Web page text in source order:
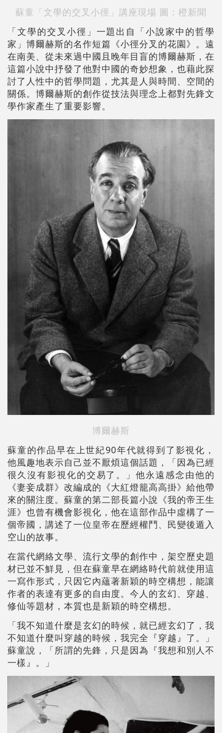
蘇童「文學的交叉小徑」講座現場 圖：橙新聞
「文學的交叉小徑」一題出自「小說家中的哲學
家」博爾赫斯的名作短篇《小徑分叉的花園》。遠
在南美、從未來過中國且晚年目盲的博爾赫斯，在
這篇小說中抒發了他對中國的奇妙想象，也藉此探
討了人性中的哲學問題，尤其是人與時間、空間的
關係。博爾赫斯的創作從技法與理念上都對先鋒文
學作家產生了重要影響。
博爾赫斯
蘇童的作品早在上世紀90年代就得到了影視化，
他風趣地表示自己並不厭煩這個話題，「因為已經
很久沒有影視化的交易了。」他永遠感念由他的
《妻妾成群》改編成的《大紅燈籠高高掛》給他帶
來的關注度。蘇童的第二部長篇小說《我的帝王生
涯》也曾有機會影視化，他在這部作品中虛構了一
個帝國，講述了一位皇帝在歷經權鬥、民變後遁入
空山的故事。
在當代網絡文學、流行文學的創作中，架空歷史題
材已並不鮮見，但在蘇童早在網絡時代前就使用這
一寫作形式，只因它內蘊著新穎的時空構想，能讓
作者的表達有更多的自由度。今人的玄幻、穿越、
修仙等題材，本質也是新穎的時空構想。
「我不知道什麼是玄幻的時候，就已經玄幻了，我
不知道什麼叫穿越的時候，我完全『穿越』了。」
蘇童說，「所謂的先鋒，只是因為『我想和別人不
一樣』。」